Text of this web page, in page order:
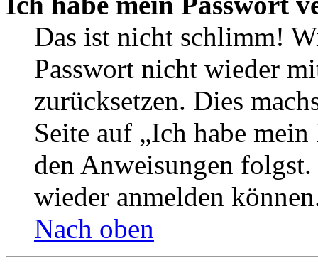
Das ist nicht schlimm!
Passwort nicht wieder
zurücksetzen. Dies
Seite auf „Ich habe
den Anweisungen
wieder anmelden
Nach oben